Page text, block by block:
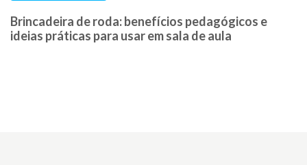
Brincadeira de roda: benefícios pedagógicos e
ideias práticas para usar em sala de aula